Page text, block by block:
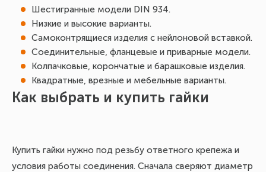
Шестигранные модели DIN 934.
Низкие и высокие варианты.
Самоконтрящиеся изделия с нейлоновой вставкой.
Соединительные, фланцевые и приварные модели.
Колпачковые, корончатые и барашковые изделия.
Квадратные, врезные и мебельные варианты.
Как выбрать и купить гайки
Купить гайки нужно под резьбу ответного крепежа и
условия работы соединения. Сначала сверяют диаметр